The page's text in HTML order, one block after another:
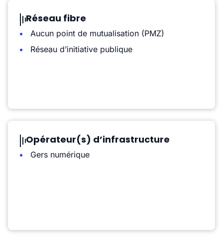
Réseau fibre
Aucun point de mutualisation (PMZ)
Réseau d’initiative publique
Opérateur(s) d’infrastructure
Gers numérique